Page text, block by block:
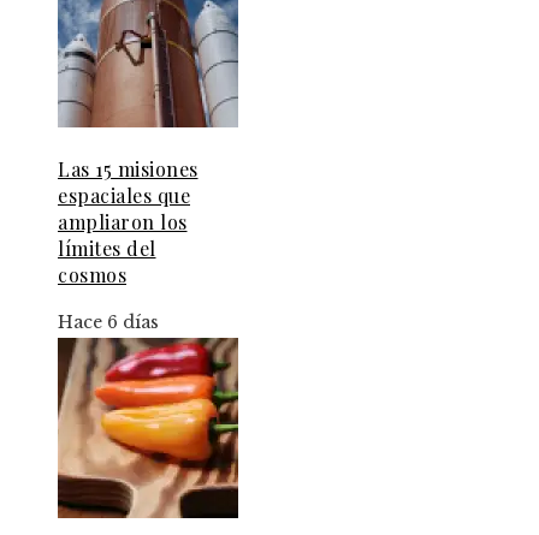
Las 15 misiones
espaciales que
ampliaron los
límites del
cosmos
Hace 6 días